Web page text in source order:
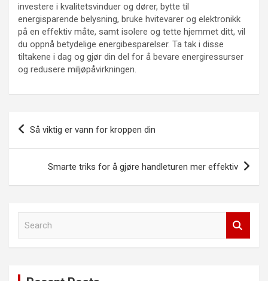
investere i kvalitetsvinduer og dører, bytte til
energisparende belysning, bruke hvitevarer og elektronikk
på en effektiv måte, samt isolere og tette hjemmet ditt, vil
du oppnå betydelige energibesparelser. Ta tak i disse
tiltakene i dag og gjør din del for å bevare energiressurser
og redusere miljøpåvirkningen.
Innleggsnavigasjon
Så viktig er vann for kroppen din
Smarte triks for å gjøre handleturen mer effektiv